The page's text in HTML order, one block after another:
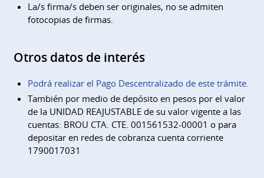
La/s firma/s deben ser originales, no se admiten
fotocopias de firmas.
Otros datos de interés
Podrá realizar el Pago Descentralizado de este trámite.
También por medio de depósito en pesos por el valor
de la UNIDAD REAJUSTABLE de su valor vigente a las
cuentas: BROU CTA. CTE. 001561532-00001 o para
depositar en redes de cobranza cuenta corriente
1790017031